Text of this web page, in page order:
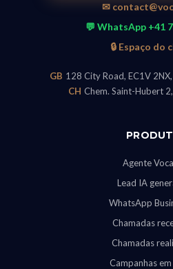
✉
💬 WhatsApp +41
🔒 Espaço do
GB 128 City Road, EC1V
CH Chem. Saint-Hubert
Agente
Lead IA
WhatsApp
Chamadas
Chamadas
Campanhas em